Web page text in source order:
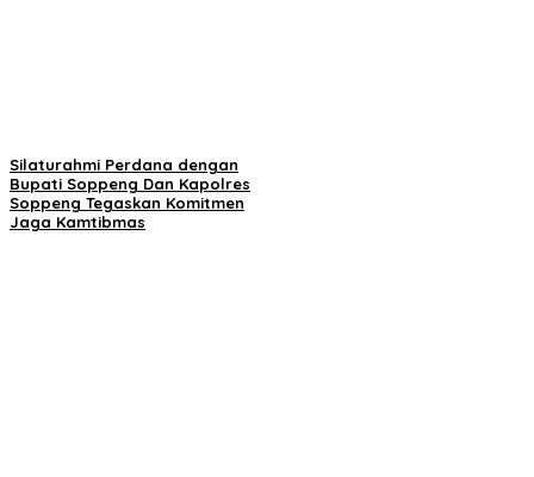
Silaturahmi Perdana dengan
Bupati Soppeng Dan Kapolres
Soppeng Tegaskan Komitmen
Jaga Kamtibmas